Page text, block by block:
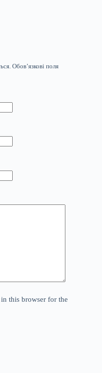
Обов’язкові поля
this browser for the